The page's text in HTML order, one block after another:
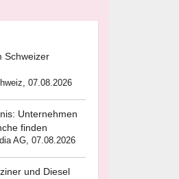
Schweizer
07.08.2026
Unternehmen
finden
AG, 07.08.2026
und Diesel